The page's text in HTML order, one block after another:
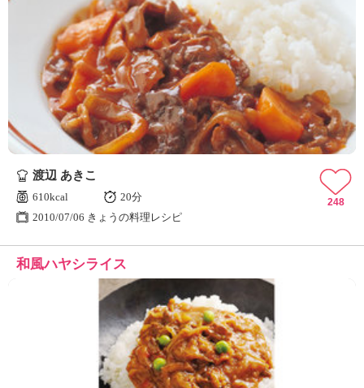
渡辺 あきこ
610kcal
20分
2010/07/06 きょうの料理レシピ
248
和風ハヤシライス